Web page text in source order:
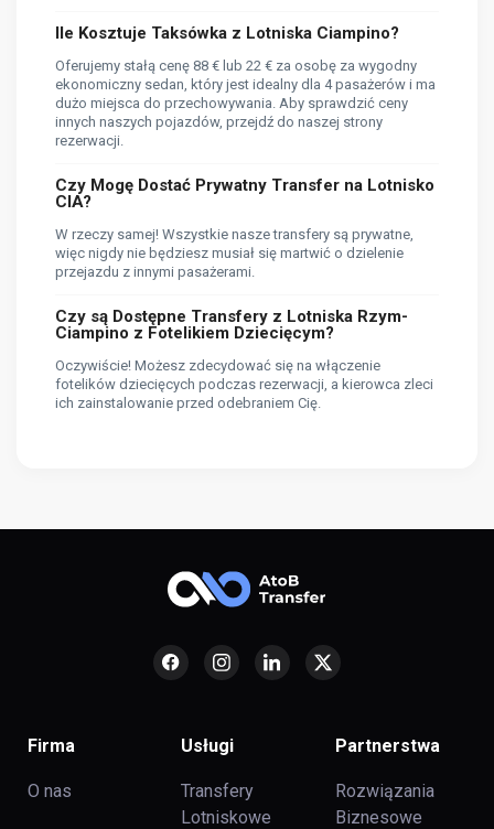
Ile Kosztuje Taksówka z Lotniska Ciampino?
Oferujemy stałą cenę 88 € lub 22 € za osobę za wygodny
ekonomiczny sedan, który jest idealny dla 4 pasażerów i ma
dużo miejsca do przechowywania. Aby sprawdzić ceny
innych naszych pojazdów, przejdź do naszej strony
rezerwacji.
Czy Mogę Dostać Prywatny Transfer na Lotnisko
CIA?
W rzeczy samej! Wszystkie nasze transfery są prywatne,
więc nigdy nie będziesz musiał się martwić o dzielenie
przejazdu z innymi pasażerami.
Czy są Dostępne Transfery z Lotniska Rzym-
Ciampino z Fotelikiem Dziecięcym?
Oczywiście! Możesz zdecydować się na włączenie
fotelików dziecięcych podczas rezerwacji, a kierowca zleci
ich zainstalowanie przed odebraniem Cię.
Firma
O nas
Usługi
Transfery
Lotniskowe
Partnerstwa
Rozwiązania
Biznesowe